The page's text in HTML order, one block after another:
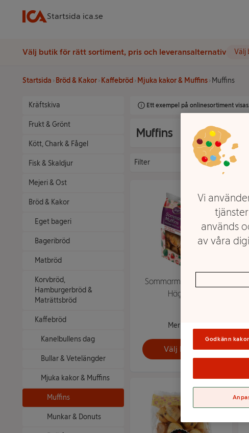
Startsida ica.se
Välj butik för rätt sortiment, pris och leveransalternativ Välj
Startsida Bröd & Kakor Kaffebröd Mjuka kakor & Muffins Muffins
Kräftskiva
Frukt & Grönt
Kött, Chark & Fågel
Fisk & Skaldjur
Mejeri & Ost
Bröd & Kakor
Eget bageri
Bageribröd
Matbröd
Korvbröd,
Hamburgerbröd &
Maträttsbröd
Kaffebröd
Kanelbullens dag
Bullar & Vetelängder
Mjuka kakor & Muffins
Muffins
Munkar & Donuts
Ett exempel på onlinesortiment
Muffins
Filter
Sommarmuffins 200g
Hägges
Mer info
Välj butik
Vi
används
av våra
Godkänn kakor